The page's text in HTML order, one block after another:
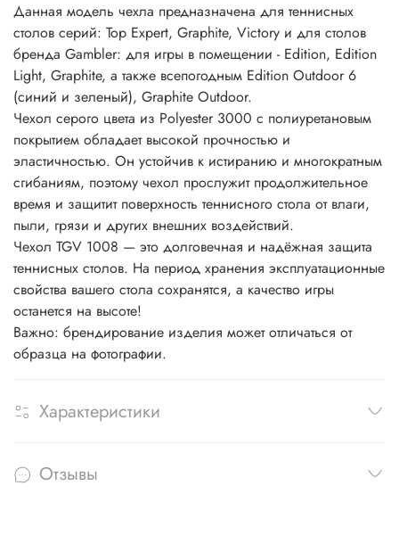
Данная модель чехла предназначена для теннисных
столов серий: Top Expert, Graphite, Victory и для столов
бренда Gambler: для игры в помещении - Edition, Edition
Light, Graphite, а также всепогодным Edition Outdoor 6
(синий и зеленый), Graphite Outdoor.
Чехол серого цвета из Polyester 3000 с полиуретановым
покрытием обладает высокой прочностью и
эластичностью. Он устойчив к истиранию и многократным
сгибаниям, поэтому чехол прослужит продолжительное
время и защитит поверхность теннисного стола от влаги,
пыли, грязи и других внешних воздействий.
Чехол TGV 1008 — это долговечная и надёжная защита
теннисных столов. На период хранения эксплуатационные
свойства вашего стола сохранятся, а качество игры
останется на высоте!
Важно: брендирование изделия может отличаться от
образца на фотографии.
Характеристики
Отзывы